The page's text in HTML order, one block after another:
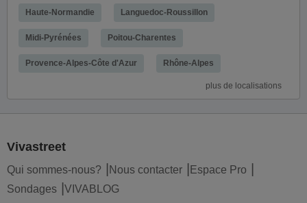
Haute-Normandie Languedoc-Roussillon
Midi-Pyrénées Poitou-Charentes
Provence-Alpes-Côte d'Azur Rhône-Alpes
plus de localisations
Vivastreet
Qui sommes-nous? Nous contacter
Espace Pro
Sondages
VIVABLOG